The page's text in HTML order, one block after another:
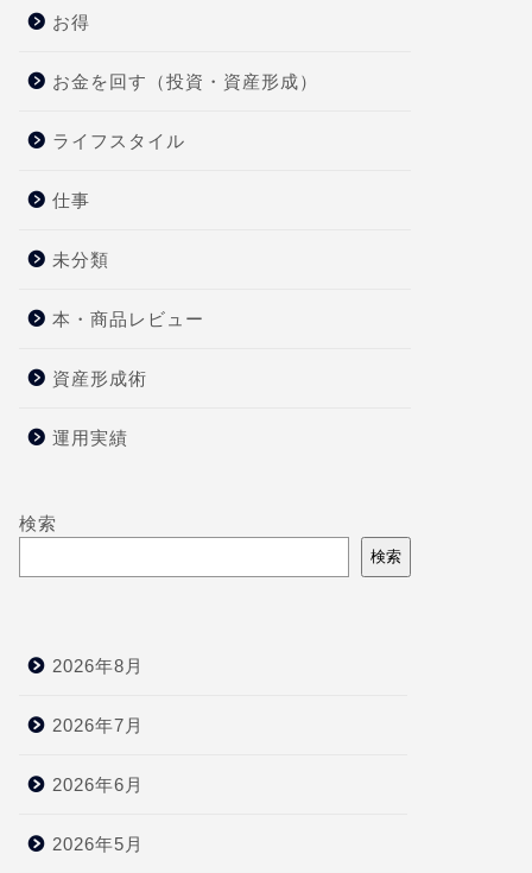
お得
お金を回す（投資・資産形成）
ライフスタイル
仕事
未分類
本・商品レビュー
資産形成術
運用実績
検索
検索
2026年8月
2026年7月
2026年6月
2026年5月